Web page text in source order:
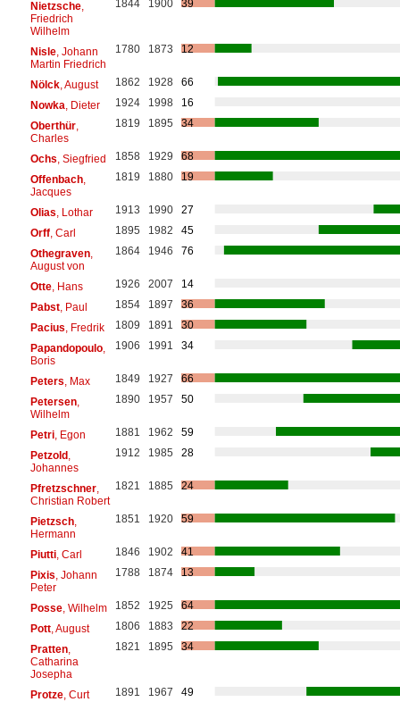
Nietzsche,
Friedrich
Wilhelm
1844 1900 39
Nisle, Johann
Martin Friedrich
1780 1873 12
Nölck, August 1862 1928
66
Nowka , Dieter 1924 1998
16
Oberthür,
Charles
1819 1895 34
Ochs , Siegfried 1858 1929
68
Offenbach,
Jacques
1819 1880 19
Olias , Lothar 1913 1990
27
Orff, Carl 1895 1982
45
Othegraven,
August von
1864 1946 76
Otte, Hans 1926 2007
14
Pabst, Paul 1854 1897
36
Pacius , Fredrik 1809 1891
30
Papandopoulo,
Boris
1906 1991 34
Peters , Max 1849 1927
66
Petersen,
Wilhelm
1890 1957 50
Petri, Egon 1881 1962
59
Petzold,
Johannes
1912 1985 28
Pfretzschner,
Christian Robert
1821 1885 24
Pietzsch,
Hermann
1851 1920 59
Piutti, Carl 1846 1902
41
Pixis , Johann
Peter
1788 1874 13
Posse, Wilhelm 1852 1925
64
Pott, August 1806 1883
22
Pratten,
Catharina
Josepha
1821 1895 34
Protze, Curt 1891 1967
49